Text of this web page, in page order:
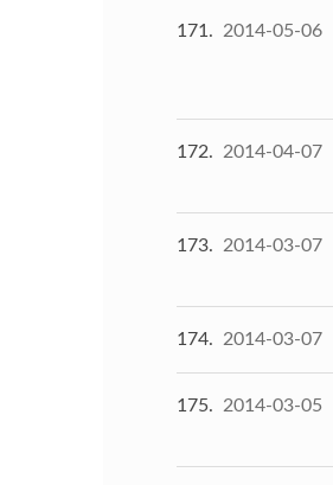
171 2014-05-06
172 2014-04-07
173 2014-03-07
174 2014-03-07
175 2014-03-05